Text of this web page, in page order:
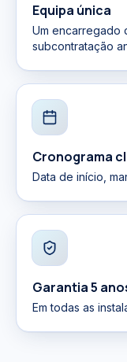
Equipa única
Um encarregado
subcontratação
Cronograma
Data de início,
Garantia 5
Em todas as